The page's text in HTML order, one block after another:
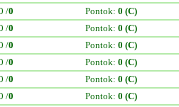
/0 Pontok: 0 (C)
/0 Pontok: 0 (C)
/0 Pontok: 0 (C)
/0 Pontok: 0 (C)
/0 Pontok: 0 (C)
/0 Pontok: 0 (C)